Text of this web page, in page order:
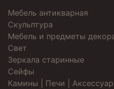
Мебель антикварная
Скульптура
Мебель и предметы
Свет
Зеркала старинные
Cейфы
Камины | Печи |